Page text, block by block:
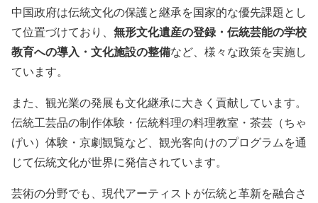
中国政府は伝統文化の保護と継承を国家的な優先課題とし
て位置づけており、 無形文化遺産の登録・伝統芸能の学校
教育への導入・文化施設の整備など、様々な政策を実施し
ています。
また、観光業の発展も文化継承に大きく貢献しています。
伝統工芸品の制作体験・伝統料理の料理教室・茶芸（ちゃ
げい）体験・京劇観覧など、観光客向けのプログラムを通
じて伝統文化が世界に発信されています。
芸術の分野でも、現代アーティストが伝統と革新を融合さ